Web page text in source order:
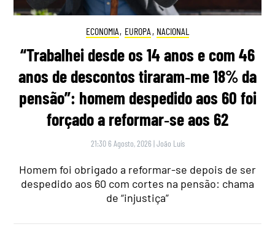
ECONOMIA, EUROPA , NACIONAL
“Trabalhei desde os 14 anos e com 46
anos de descontos tiraram‑me 18% da
pensão”: homem despedido aos 60 foi
forçado a reformar‑se aos 62
21:30 6 Agosto, 2026 |João Luís
Homem foi obrigado a reformar-se depois de ser
despedido aos 60 com cortes na pensão: chama
de “injustiça”